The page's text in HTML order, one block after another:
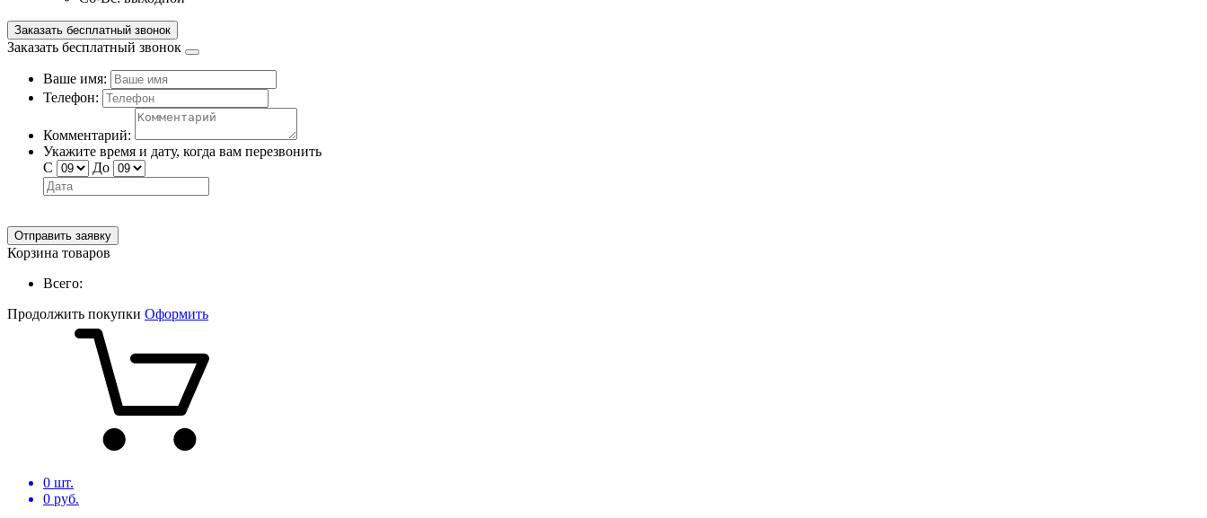
Заказать бесплатный звонок
Заказать бесплатный звонок
Ваше имя:
Телефон:
Комментарий:
Укажите время и дату, когда вам перезвонить
С
До
Отправить заявку
Корзина товаров
Всего:
Продолжить покупки Оформить
0 шт.
0 руб.